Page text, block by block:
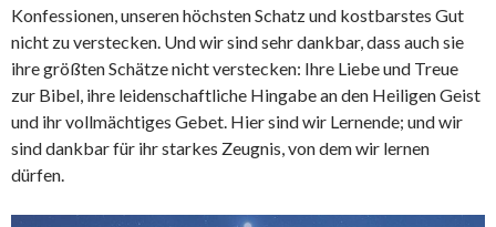
Konfessionen, unseren höchsten Schatz und kostbarstes Gut
nicht zu verstecken. Und wir sind sehr dankbar, dass auch sie
ihre größten Schätze nicht verstecken: Ihre Liebe und Treue
zur Bibel, ihre leidenschaftliche Hingabe an den Heiligen Geist
und ihr vollmächtiges Gebet. Hier sind wir Lernende; und wir
sind dankbar für ihr starkes Zeugnis, von dem wir lernen
dürfen.